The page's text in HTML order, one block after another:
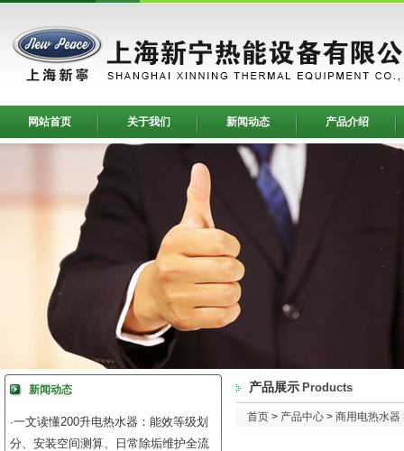
网站首页 关于我们 新闻动态 产品介绍
新闻动态
·一文读懂200升电热水器：能效等级划
分、安装空间测算、日常除垢维护全流
产品展示 Products
首页 > 产品中心 > 商用电热水器